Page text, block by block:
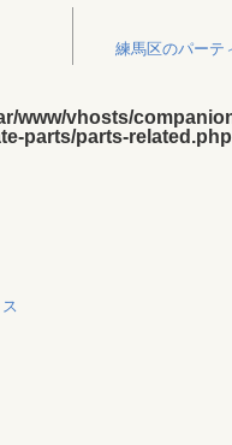
練馬区のパーテ
www/vhosts/
parts/parts-related.php